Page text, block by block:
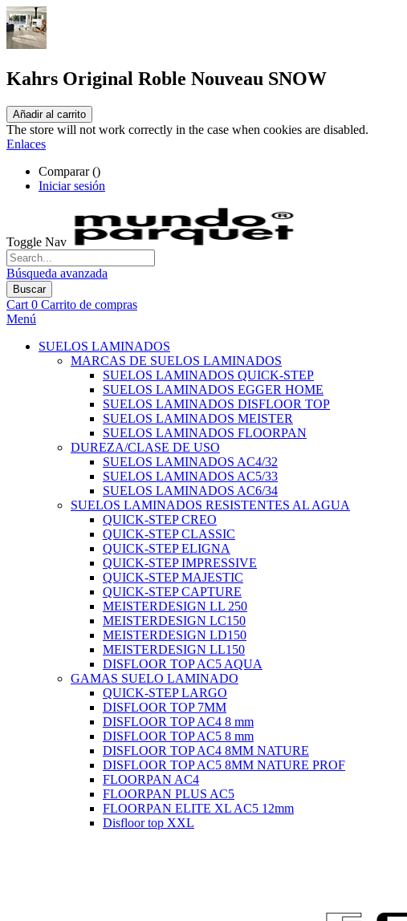
Kahrs Original Roble Nouveau SNOW
Añadir al carrito
The store will not work correctly in the case when cookies are disabled.
Enlaces
Comparar ()
Iniciar sesión
Toggle Nav
Búsqueda avanzada
Buscar
Cart 0 Carrito de compras
Menú
SUELOS LAMINADOS
MARCAS DE SUELOS LAMINADOS
SUELOS LAMINADOS QUICK-STEP
SUELOS LAMINADOS EGGER HOME
SUELOS LAMINADOS DISFLOOR TOP
SUELOS LAMINADOS MEISTER
SUELOS LAMINADOS FLOORPAN
DUREZA/CLASE DE USO
SUELOS LAMINADOS AC4/32
SUELOS LAMINADOS AC5/33
SUELOS LAMINADOS AC6/34
SUELOS LAMINADOS RESISTENTES AL AGUA
QUICK-STEP CREO
QUICK-STEP CLASSIC
QUICK-STEP ELIGNA
QUICK-STEP IMPRESSIVE
QUICK-STEP MAJESTIC
QUICK-STEP CAPTURE
MEISTERDESIGN LL 250
MEISTERDESIGN LC150
MEISTERDESIGN LD150
MEISTERDESIGN LL150
DISFLOOR TOP AC5 AQUA
GAMAS SUELO LAMINADO
QUICK-STEP LARGO
DISFLOOR TOP 7MM
DISFLOOR TOP AC4 8 mm
DISFLOOR TOP AC5 8 mm
DISFLOOR TOP AC4 8MM NATURE
DISFLOOR TOP AC5 8MM NATURE PROF
FLOORPAN AC4
FLOORPAN PLUS AC5
FLOORPAN ELITE XL AC5 12mm
Disfloor top XXL